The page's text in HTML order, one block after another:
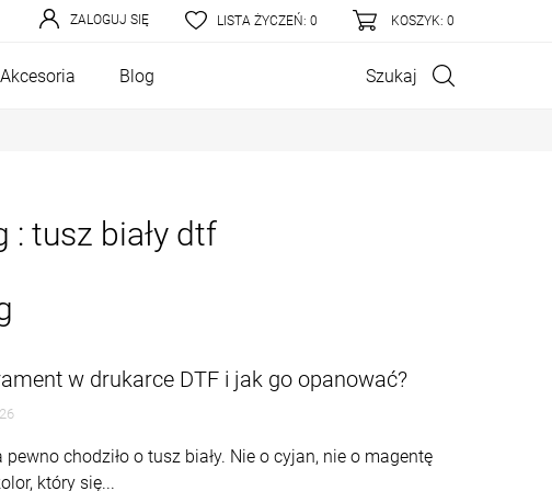
ZALOGUJ SIĘ LISTA ŻYCZEŃ: 0 KOSZYK: 0
Akcesoria Blog Szukaj
: tusz biały dtf
w drukarce DTF i jak go opanować?
chodziło o tusz biały. Nie o cyjan, nie o magentę
który się...